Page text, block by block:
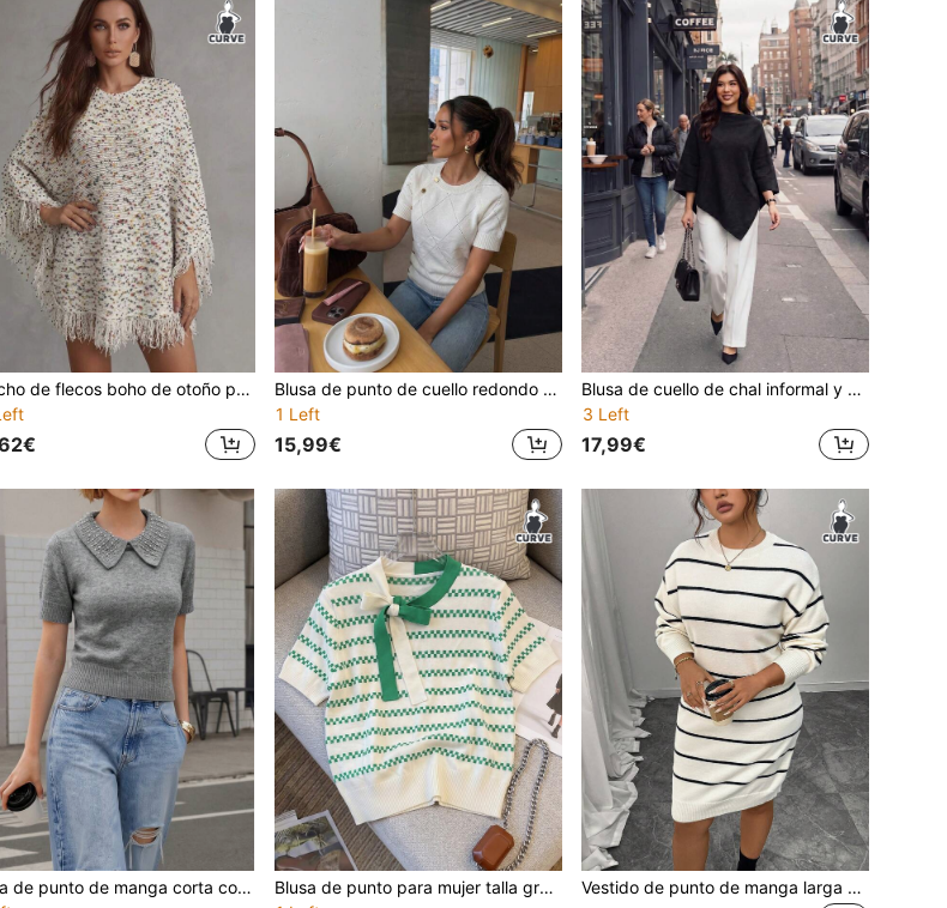
Poncho de flecos boho de otoño para mujer talla grande, suéter de punto con cuello redondo y borlas, estilo chic para vacaciones
Blusa de punto de cuello redondo con un solo botón y manga corta, estilo urbano casual y de negocios, pieza elegante para primavera, verano y otoño
1 Left
15,99€
Blusa de cuello de chal informal y cómoda talla grande, suéter de chal de punto con dobladillo asimétrico suelto, adecuado para el viaje y el trayecto de primavera/otoño, negro verano
3 Left
17,99€
Blusa de punto de manga corta con perlas de unicolor elegante para mujer, de moda para primavera/verano, trabajo y citas
Blusa de punto para mujer talla grande, primavera/verano/otoño, diseño de bloque de color, parche y lazo, versátil para ir al trabajo
Vestido de punto de manga larga casual con rayas de contraste para mujer de talla grande